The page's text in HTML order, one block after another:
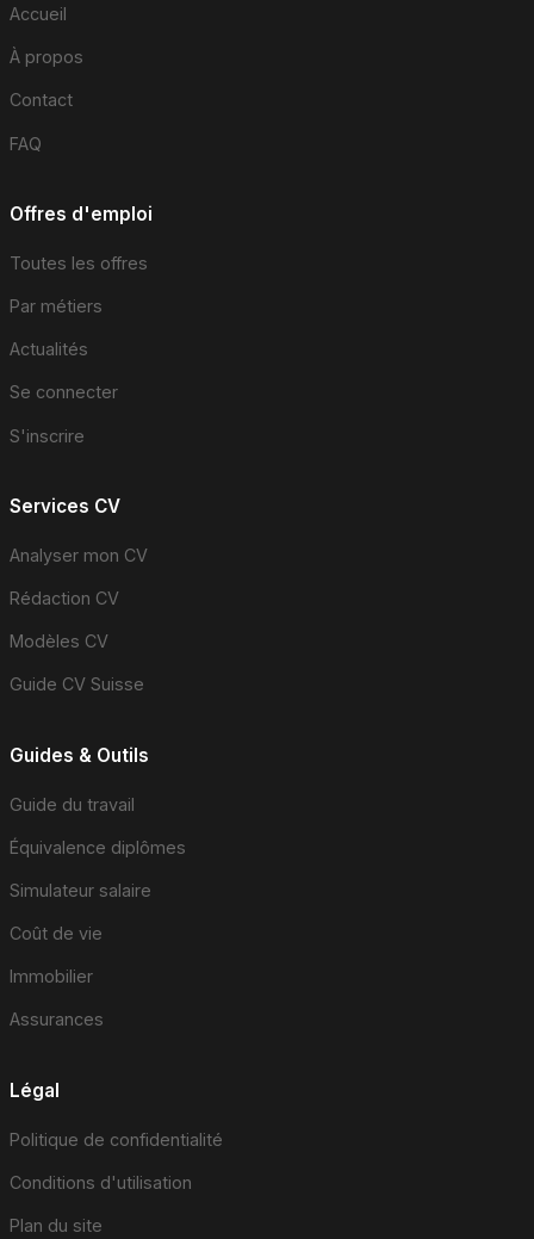
Accueil
À propos
Contact
FAQ
Offres d'emploi
Toutes les offres
Par métiers
Actualités
Se connecter
S'inscrire
Services CV
Analyser mon CV
Rédaction CV
Modèles CV
Guide CV Suisse
Guides & Outils
Guide du travail
Équivalence diplômes
Simulateur salaire
Coût de vie
Immobilier
Assurances
Légal
Politique de confidentialité
Conditions d'utilisation
Plan du site